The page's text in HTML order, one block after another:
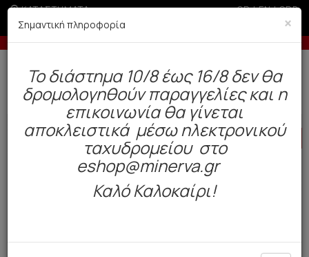
ΚΑΤΑΣΤΗΜΑΤΑ GR|EN|SRB
-10% σε παραγγελίες άνω των 200€
Δωρεάν αποστολή άνω των 49€. Παράδοση σε 3-5 εργάσιμες.
Γυναίκα Εσώρουχα Everyday Κορμάκια / Bodysuits
HOT
×
Σημαντική πληροφορία
To διάστημα 10/8 έως 16/8 δεν θα
δρομολογηθούν παραγγελίες και η
επικοινωνία θα γίνεται
αποκλειστικά μέσω ηλεκτρονικού
ταχυδρομείου στο
eshop@minerva.gr
Καλό Καλοκαίρι!